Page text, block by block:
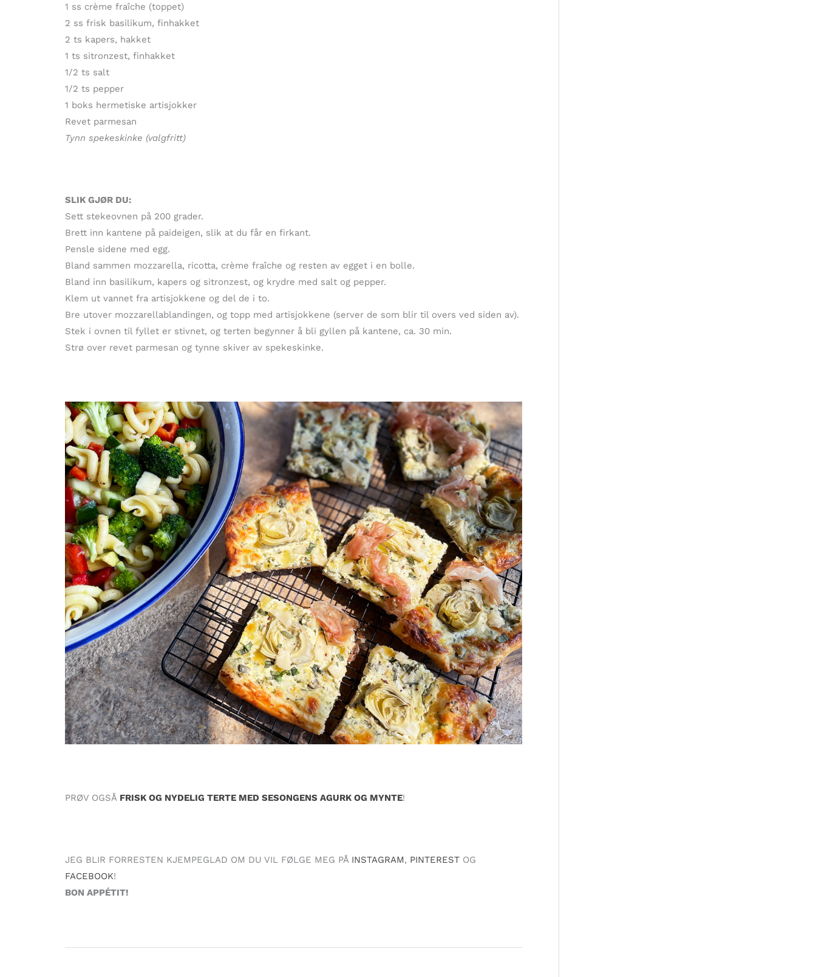
1 ss crème fraîche (toppet)
2 ss frisk basilikum, finhakket
2 ts kapers, hakket
1 ts sitronzest, finhakket
1/2 ts salt
1/2 ts pepper
1 boks hermetiske artisjokker
Revet parmesan
Tynn spekeskinke (valgfritt)
SLIK GJØR DU:
Sett stekeovnen på 200 grader.
Brett inn kantene på paideigen, slik at du får en firkant.
Pensle sidene med egg.
Bland sammen mozzarella, ricotta, crème fraîche og resten av egget i en bolle.
Bland inn basilikum, kapers og sitronzest, og krydre med salt og pepper.
Klem ut vannet fra artisjokkene og del de i to.
Bre utover mozzarellablandingen, og topp med artisjokkene (server de som blir til overs ved siden av).
Stek i ovnen til fyllet er stivnet, og terten begynner å bli gyllen på kantene, ca. 30 min.
Strø over revet parmesan og tynne skiver av spekeskinke.
PRØV OGSÅ FRISK OG NYDELIG TERTE MED SESONGENS AGURK OG MYNTE!
JEG BLIR FORRESTEN KJEMPEGLAD OM DU VIL FØLGE MEG PÅ INSTAGRAM, PINTEREST OG
FACEBOOK!
BON APPÉTIT!